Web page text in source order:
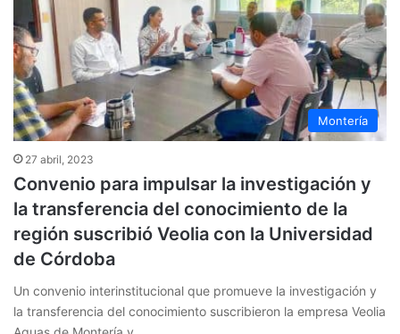
Montería
27 abril, 2023
Convenio para impulsar la investigación y
la transferencia del conocimiento de la
región suscribió Veolia con la Universidad
de Córdoba
Un convenio interinstitucional que promueve la investigación y
la transferencia del conocimiento suscribieron la empresa Veolia